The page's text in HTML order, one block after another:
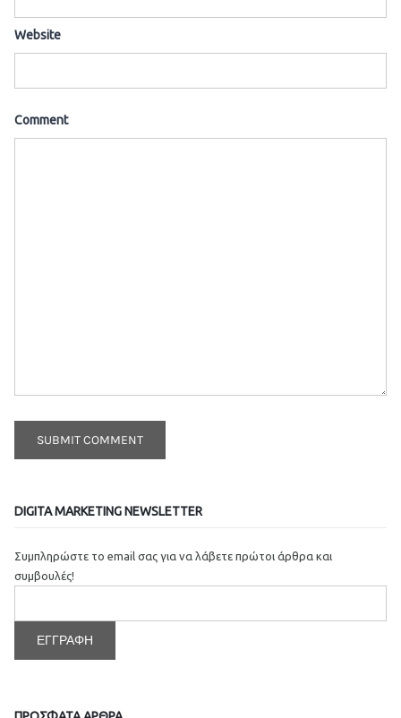
Website
Comment
DIGITA MARKETING NEWSLETTER
Συμπληρώστε το email σας για να λάβετε πρώτοι άρθρα και
συμβουλές!